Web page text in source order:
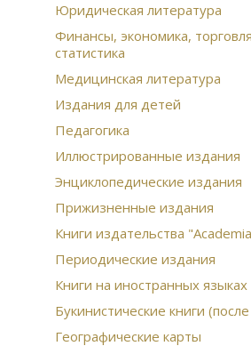
Юридическая литература
Финансы, экономика,
статистика
Медицинская литература
Издания для детей
Педагогика
Иллюстрированные издания
Энциклопедические издания
Прижизненные издания
Книги издательства
Периодические издания
Книги на иностранных языках
Букинистические книги
Географические карты